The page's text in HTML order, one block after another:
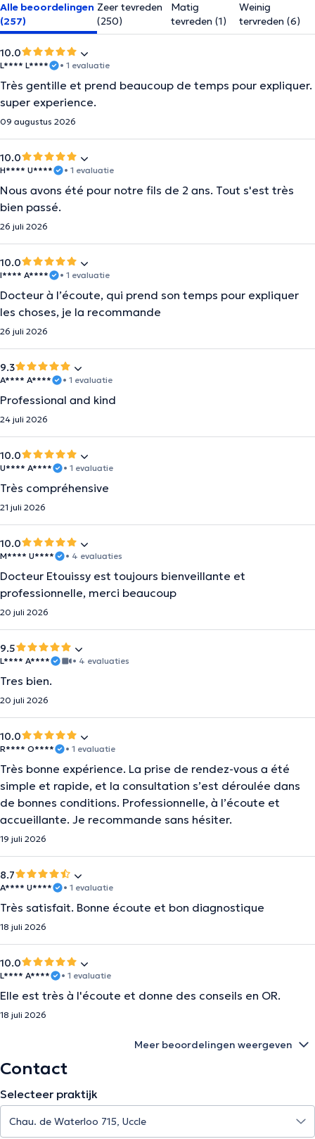
Alle beoordelingen
(257)
Zeer tevreden
(250)
Matig
tevreden (1)
Weinig
tervreden (6)
10.0
L**** L**** • 1 evaluatie
Très gentille et prend beaucoup de temps pour expliquer.
super experience.
09 augustus 2026
10.0
H**** U**** • 1 evaluatie
Nous avons été pour notre fils de 2 ans. Tout s'est très
bien passé.
26 juli 2026
10.0
I**** A**** • 1 evaluatie
Docteur à l’écoute, qui prend son temps pour expliquer
les choses, je la recommande
26 juli 2026
9.3
A**** A**** • 1 evaluatie
Professional and kind
24 juli 2026
10.0
U**** A**** • 1 evaluatie
Très compréhensive
21 juli 2026
10.0
M**** U**** • 4 evaluaties
Docteur Etouissy est toujours bienveillante et
professionnelle, merci beaucoup
20 juli 2026
9.5
L**** A**** • 4 evaluaties
Tres bien.
20 juli 2026
10.0
R**** O**** • 1 evaluatie
Très bonne expérience. La prise de rendez-vous a été
simple et rapide, et la consultation s’est déroulée dans
de bonnes conditions. Professionnelle, à l’écoute et
accueillante. Je recommande sans hésiter.
19 juli 2026
8.7
A**** U**** • 1 evaluatie
Très satisfait. Bonne écoute et bon diagnostique
18 juli 2026
10.0
L**** A**** • 1 evaluatie
Elle est très à l'écoute et donne des conseils en OR.
18 juli 2026
Meer beoordelingen weergeven
Contact
Selecteer praktijk